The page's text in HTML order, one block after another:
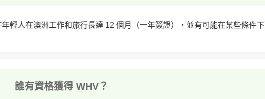
輕人在澳洲工作和旅行長達 12 個月（一年簽證），並有可能在某些條件
誰有資格獲得 WHV？